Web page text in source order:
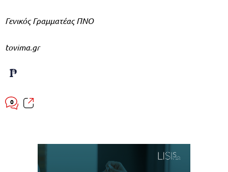
Γενικός Γραμματέας ΠΝΟ
tovima.gr
0